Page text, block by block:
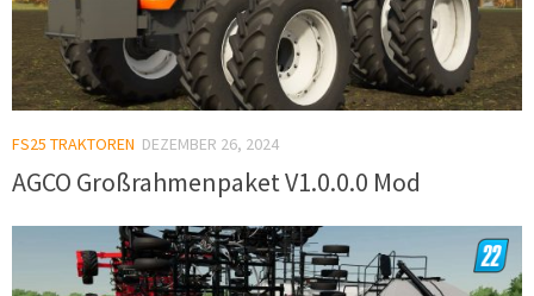
FS25 TRAKTOREN DEZEMBER 26, 2024
AGCO Großrahmenpaket V1.0.0.0 Mod